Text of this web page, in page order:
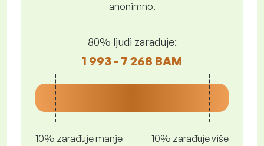
anonimno.
80% ljudi zarađuje:
1 993 - 7 268 BAM
10% zarađuje manje
10% zarađuje više